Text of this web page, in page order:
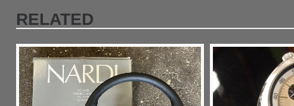
RELATED